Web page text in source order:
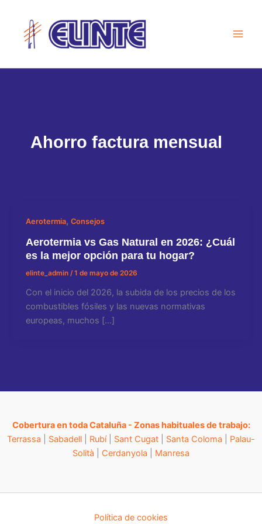
contenido
Ahorro factura mensual
Aerotermia,Consejos
Aerotermia vs Gas Natural en 2026: ¿Cuál
es la mejor opción para tu hogar?
elinte_admin /1 de mayo de 2026
Con el inicio del 2026, la subida de los precios de los
combustibles fósiles y las nuevas normativas
europeas, muchos […]
Cobertura en toda Cataluña - Zonas habituales de trabajo:
Terrassa
Sabadell Rubí| Sant Cugat Santa Coloma
Palau-
Solità
Cerdanyola Manresa
Política de cookies